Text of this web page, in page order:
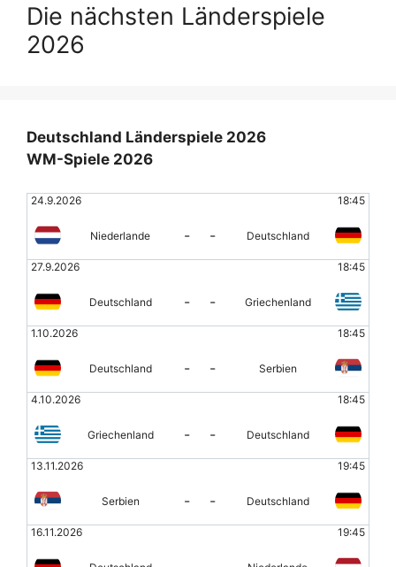
Die nächsten Länderspiele
2026
Deutschland Länderspiele 2026
WM-Spiele 2026
24.9.2026 18:45
Niederlande - - Deutschland
27.9.2026 18:45
Deutschland - - Griechenland
1.10.2026 18:45
Deutschland - - Serbien
4.10.2026 18:45
Griechenland - - Deutschland
13.11.2026 19:45
Serbien - - Deutschland
16.11.2026 19:45